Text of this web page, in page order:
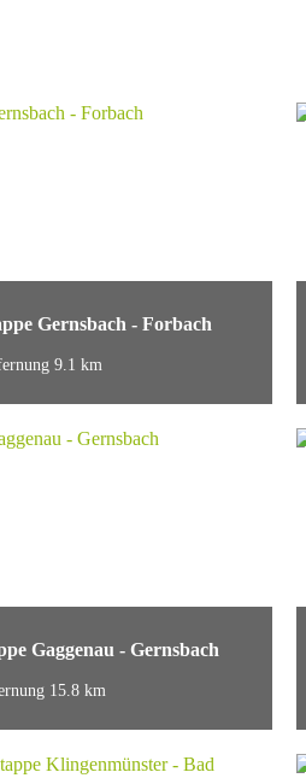
Gernsbach - Forbach
9.1 km
Gaggenau - Gernsbach
15.8 km